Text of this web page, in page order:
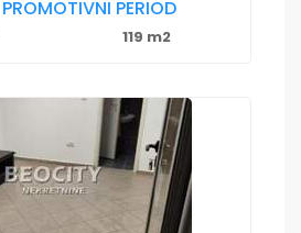
PERIOD
119 m2